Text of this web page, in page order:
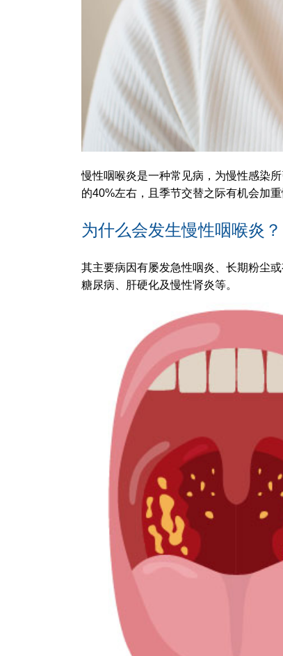
慢性咽喉炎是一种常见病，为慢性感染
的40%左右，且季节交替之际有机会加重
为什么会发生慢性咽喉炎？
其主要病因有屡发急性咽炎、长期粉尘
糖尿病、肝硬化及慢性肾炎等。